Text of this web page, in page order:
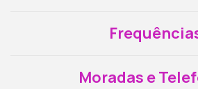
Moradas e